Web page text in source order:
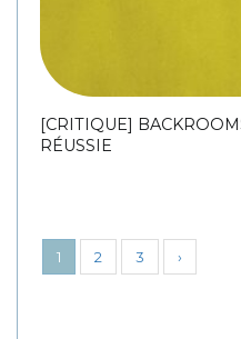
[CRITIQUE]
RÉUSSIE
1 2 3 ›